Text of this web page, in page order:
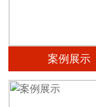
案例展示